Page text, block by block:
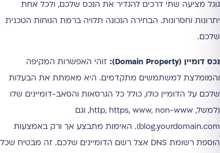
גוגל מציעה שתי דרכים להגדיר את הנכס שלכם, ולכל אחת
יתרונות וחסרונות. הבחירה הנכונה תלויה ברמת הנוחות הטכנית
שלכם.
נכס דומיין (Domain Property): זוהי האפשרות המקיפה
והמומלצת למשתמשים מתקדמים. היא מאמתת את הבעלות
שלכם על הדומיין כולו, כולל כל הגרסאות והסאב-דומיינים שלו
(למשל, http, https, www, non-www, וגם
blog.yourdomain.com). האימות מתבצע אך ורק באמצעות
הוספת רשומת DNS אצל רשם הדומיינים שלכם. זה מבטיח שכל